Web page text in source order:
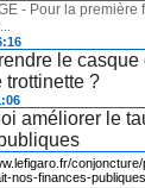
- Pour la
le
trottinette ?
améliorer le